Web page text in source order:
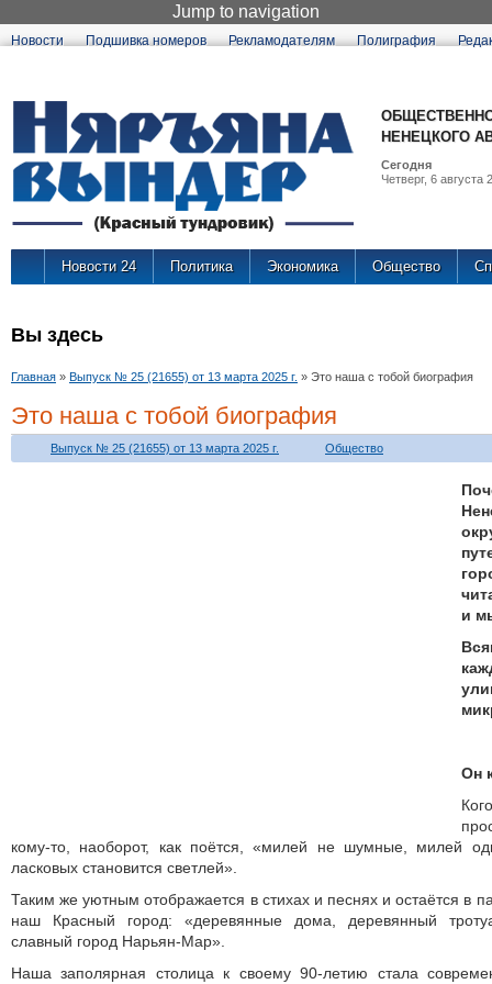
Jump to navigation
Новости Подшивка номеров Рекламодателям Полиграфия
НЕНЕЦКОГО
Сегодня
Четверг, 6 августа
Новости 24 Политика Экономика Общество
Вы здесь
Главная » Выпуск № 25 (21655) от 13 марта 2025 г. » Это наша с тобой биография
Это наша с тобой биография
Выпуск № 25 (21655) от 13 марта 2025 г. Общество
и
Он
кому-то, наоборот, как поётся, «милей не шумные, милей
ласковых становится светлей».
Таким же уютным отображается в стихах и песнях и остаётся в
наш Красный город: «деревянные дома, деревянный
славный город Нарьян-Мар».
Наша заполярная столица к своему 90-летию стала